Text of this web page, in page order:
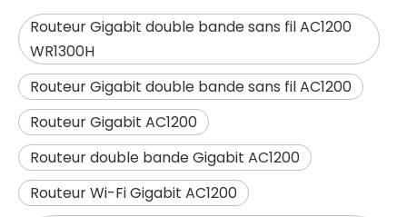
Routeur Gigabit double bande sans fil AC1200
WR1300H
Routeur Gigabit double bande sans fil AC1200
Routeur Gigabit AC1200
Routeur double bande Gigabit AC1200
Routeur Wi-Fi Gigabit AC1200